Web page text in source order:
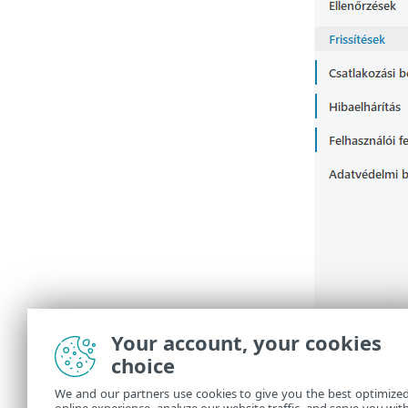
Your account, your cookies
choice
We and our partners use cookies to give you the best